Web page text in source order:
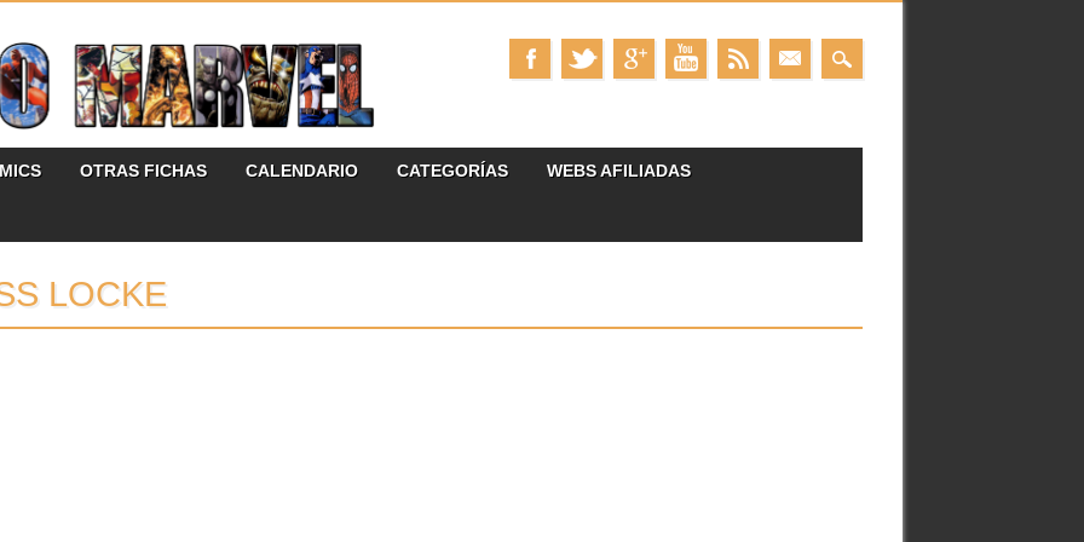
OTRAS FICHAS CALENDARIO CATEGORÍAS WEBS AFILIADAS
LOCKE